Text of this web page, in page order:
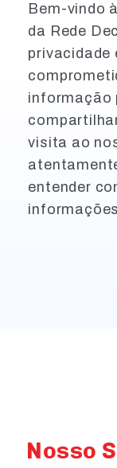
Bem-vindo
da Rede
privacidade
informação
visita ao
entender
Nosso